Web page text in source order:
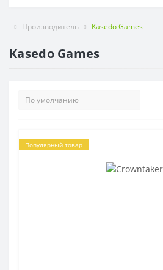
Производитель Kasedo Games
Kasedo Games
Популярный товар